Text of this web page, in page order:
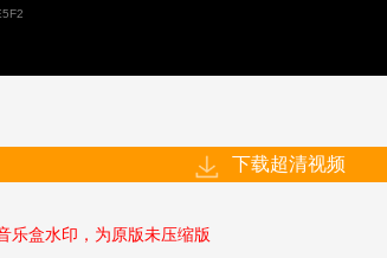
下载超清视频
乐盒水印，为原版未压缩版